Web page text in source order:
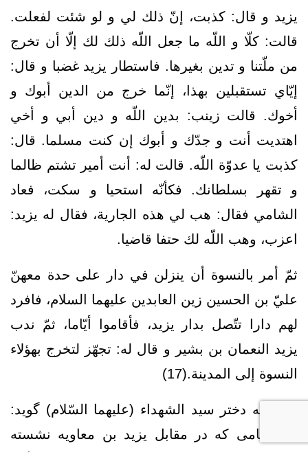
يزيد و قال: كذبت، إنّ ذلك لي و لو شئت لفعلت.
قالت: كلّا و اللّه ما جعل اللّه ذلك لك إلّا أن تخرج
من ملّتنا و تدين بغيرها. فاستطار يزيد غضبا و قال:
إيّاي تستقبلين بهذا، إنّما خرج من الدين أبوك و
أخوك. قالت زينب: بدين اللّه و دين أبي و أخي
اهتديت أنت و جدّك و أبوك إن كنت مسلما. قال:
كذبت يا عدوّة اللّه. قالت له: أنت أمير تشتم ظالما
و تقهر بسلطانك. فكأنّه استحيا و سكت، فعاد
الشامي فقال: هب لي هذه الجارية، فقال له يزيد:
اعزب، وهب اللّه لك حتفا قاضيا.
ثمّ أمر بالنسوة أن ينزلن في دار على حدة معهنّ
عليّ بن الحسين زين العابدين عليهما السلام، فافرد
لهم دارا تتّصل بدار يزيد، فأقاموا أيّاما، ثمّ ندب
يزيد النعمان بن بشير و قال له: تجهّز لتخرج بهؤلاء
النسوة إلى المدينة.(17)
«فاطمه دختر سيد الشهداء (علیهما السّلام) گويد:
ما هنگامى كه در مقابل يزيد بن معاويه نشسته